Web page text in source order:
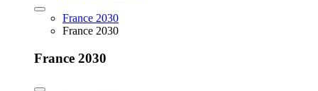
France 2030
France 2030
France 2030